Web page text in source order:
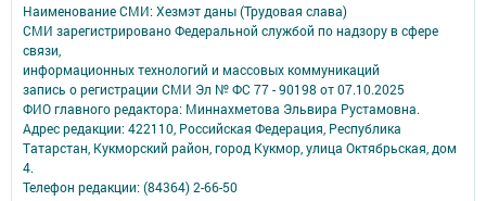
Наименование СМИ: Хезмэт даны (Трудовая слава)
СМИ зарегистрировано Федеральной службой по надзору в сфере
связи,
информационных технологий и массовых коммуникаций
запись о регистрации СМИ Эл № ФС 77 - 90198 от 07.10.2025
ФИО главного редактора: Миннахметова Эльвира Рустамовна.
Адрес редакции: 422110, Российская Федерация, Республика
Татарстан, Кукморский район, город Кукмор, улица Октябрьская, дом
4.
Телефон редакции: (84364) 2-66-50